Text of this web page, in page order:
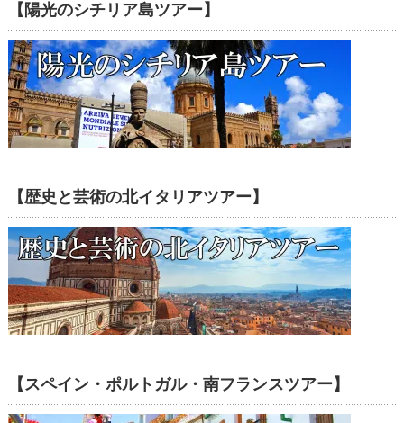
【陽光のシチリア島ツアー】
【歴史と芸術の北イタリアツアー】
【スペイン・ポルトガル・南フランスツアー】